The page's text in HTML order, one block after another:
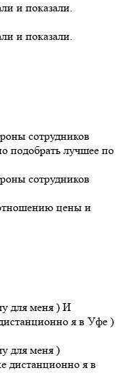
и показали.
и показали.
сотрудников
подобрать лучшее по
сотрудников
цены и
для меня ) И
я в Уфе )
для меня )
дистанционно я в